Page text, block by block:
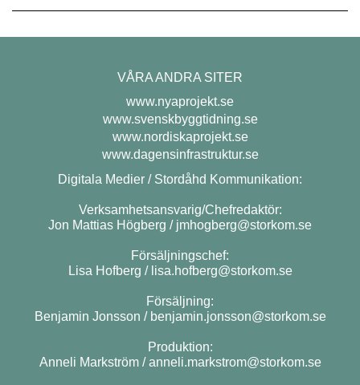
VÅRA ANDRA SITER
www.nyaprojekt.se
www.svenskbyggtidning.se
www.nordiskaprojekt.se
www.dagensinfrastruktur.se
Digitala Medier / Stordåhd Kommunikation:
Verksamhetsansvarig/Chefredaktör:
Jon Mattias Högberg / jmhogberg@storkom.se
Försäljningschef:
Lisa Hofberg / lisa.hofberg@storkom.se
Försäljning:
Benjamin Jonsson / benjamin.jonsson@storkom.se
Produktion:
Anneli Markström /anneli.markstrom@storkom.se